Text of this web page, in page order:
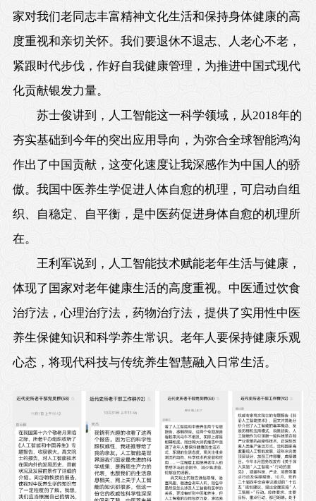
家对我们老同志丰富精神文化生活和保持身体健康的高
度重视和亲切关怀。我们要退休不退志、人老心不老，
紧跟时代步伐，作好自我健康管理，为推进中国式现代
化贡献银发力量。
苏士俊讲到，人工智能这一科学领域，从2018年的
夯实基础到今年的突出应用导向，为弥合全球智能鸿沟
作出了中国贡献，这变化速度让我深感作为中国人的骄
傲。我国中医养生学促进人体自愈的机理，可启动自组
织、自稳定、自平衡，是中医药促进身体自愈的机理所
在。
王利军说到，人工智能技术赋能老年生活与健康，
体现了国家对老年健康生活的高度重视。中医通过饮食
治疗法，心理治疗法，药物治疗法，提供了实用性中医
养生保健知识和科学养生常识。老年人要保持健康乐观
心态，将现代科技与传统养生智慧融入日常生活。